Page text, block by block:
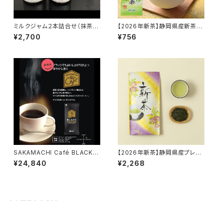
ミルクジャム２本詰合せ（抹茶・
ほうじ茶）
¥2,700
【2026年新茶】静岡県産新茶
40ｇ
¥756
SAKAMACHI Café BLACK 8
5g×20袋【インスタントコーヒ
ー】
¥24,840
【2026年新茶】静岡県産プレミ
アム新茶 80ｇ
¥2,268